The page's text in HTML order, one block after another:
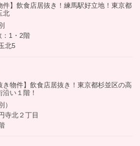
件】飲食店居抜き！練馬駅好立地！東京都
北
1・2階
北5
き物件】飲食店居抜き！東京都杉並区の高
沿い１階！
）
寺北２丁目